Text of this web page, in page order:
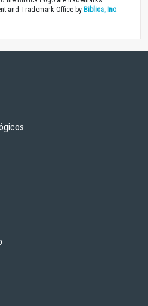
and Trademark Office by Biblica, Inc